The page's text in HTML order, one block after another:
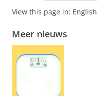
View this page in: English
Meer nieuws